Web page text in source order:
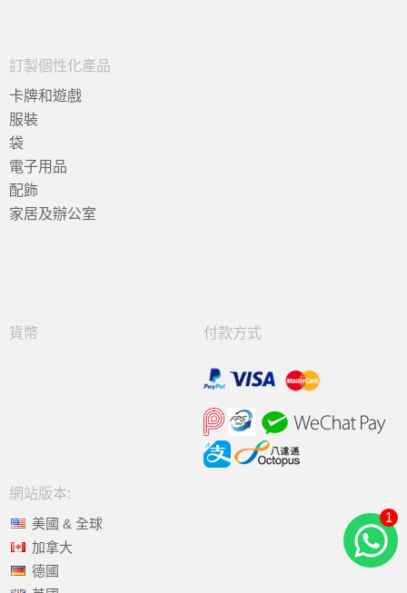
訂製個性化產品
卡牌和遊戲
服裝
袋
電子用品
配飾
家居及辦公室
貨幣 付款方式
網站版本:
美國 & 全球
加拿大
德國
1